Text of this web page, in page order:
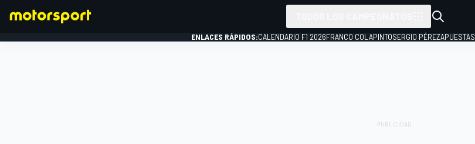
ENLACES RÁPIDOS:CALENDARIO F1 2026FRANCO COLAPINTOSERGIO PÉREZAPUESTAS